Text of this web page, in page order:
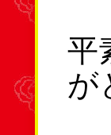
平
が